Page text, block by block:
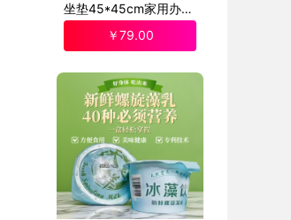
坐垫45*45cm家用办公
室座椅垫
￥79.00